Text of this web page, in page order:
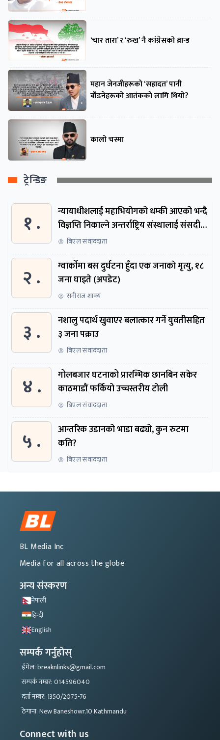
‘चार तारा’ र ‘रुख’ नै कांग्रेसको ब्रान्ड
महान जेनजीहरूको ‘सहादत’ पानी
बाँडनेहरूको आतंकको लागि थियो?
कालो चस्मा
ट्रेन्डिङ
१ .
न्यायाधीशलाई महाभियोगको धम्की आएको भन्दै
विज्ञप्ति निकाल्ने अन्तर्राष्ट्रिय संस्थालाई संसदीय
समितिमा बोलाइयो
बिएल संवाददाता
२ .
ग्वार्काेमा बस दुर्घटना हुँदा एक जनाकाे मृत्यु, १८
जना घाइते (अपडेट)
सनीराज शाक्य
३ .
नशालु पदार्थ खुवाएर बलात्कार गर्ने युवतीसहित
३ जना पक्राउ
बिएल संवाददाता
४ .
गोलबजार घटनाको प्रारम्भिक छानबिन सकेर
काठमाडौं फर्कियो उच्चस्तरीय टोली
बिएल संवाददाता
५ .
आन्तरिक उडानको भाडा बढ्यो, कुन रुटमा
कति?
बिएल संवाददाता
BL Media Inc
Media for all across the globe
अन्य संस्करण
नेपाली
हिन्दी
English
सम्पर्क गर्नुहोस्
ईमेल: breaknlinks@gmail.com
सम्पर्क नम्बर: 014596040
दर्ता नम्बर: 1350/2075-76
ठेगाना: New Baneshowr,10 Kathmandu
Connect with us